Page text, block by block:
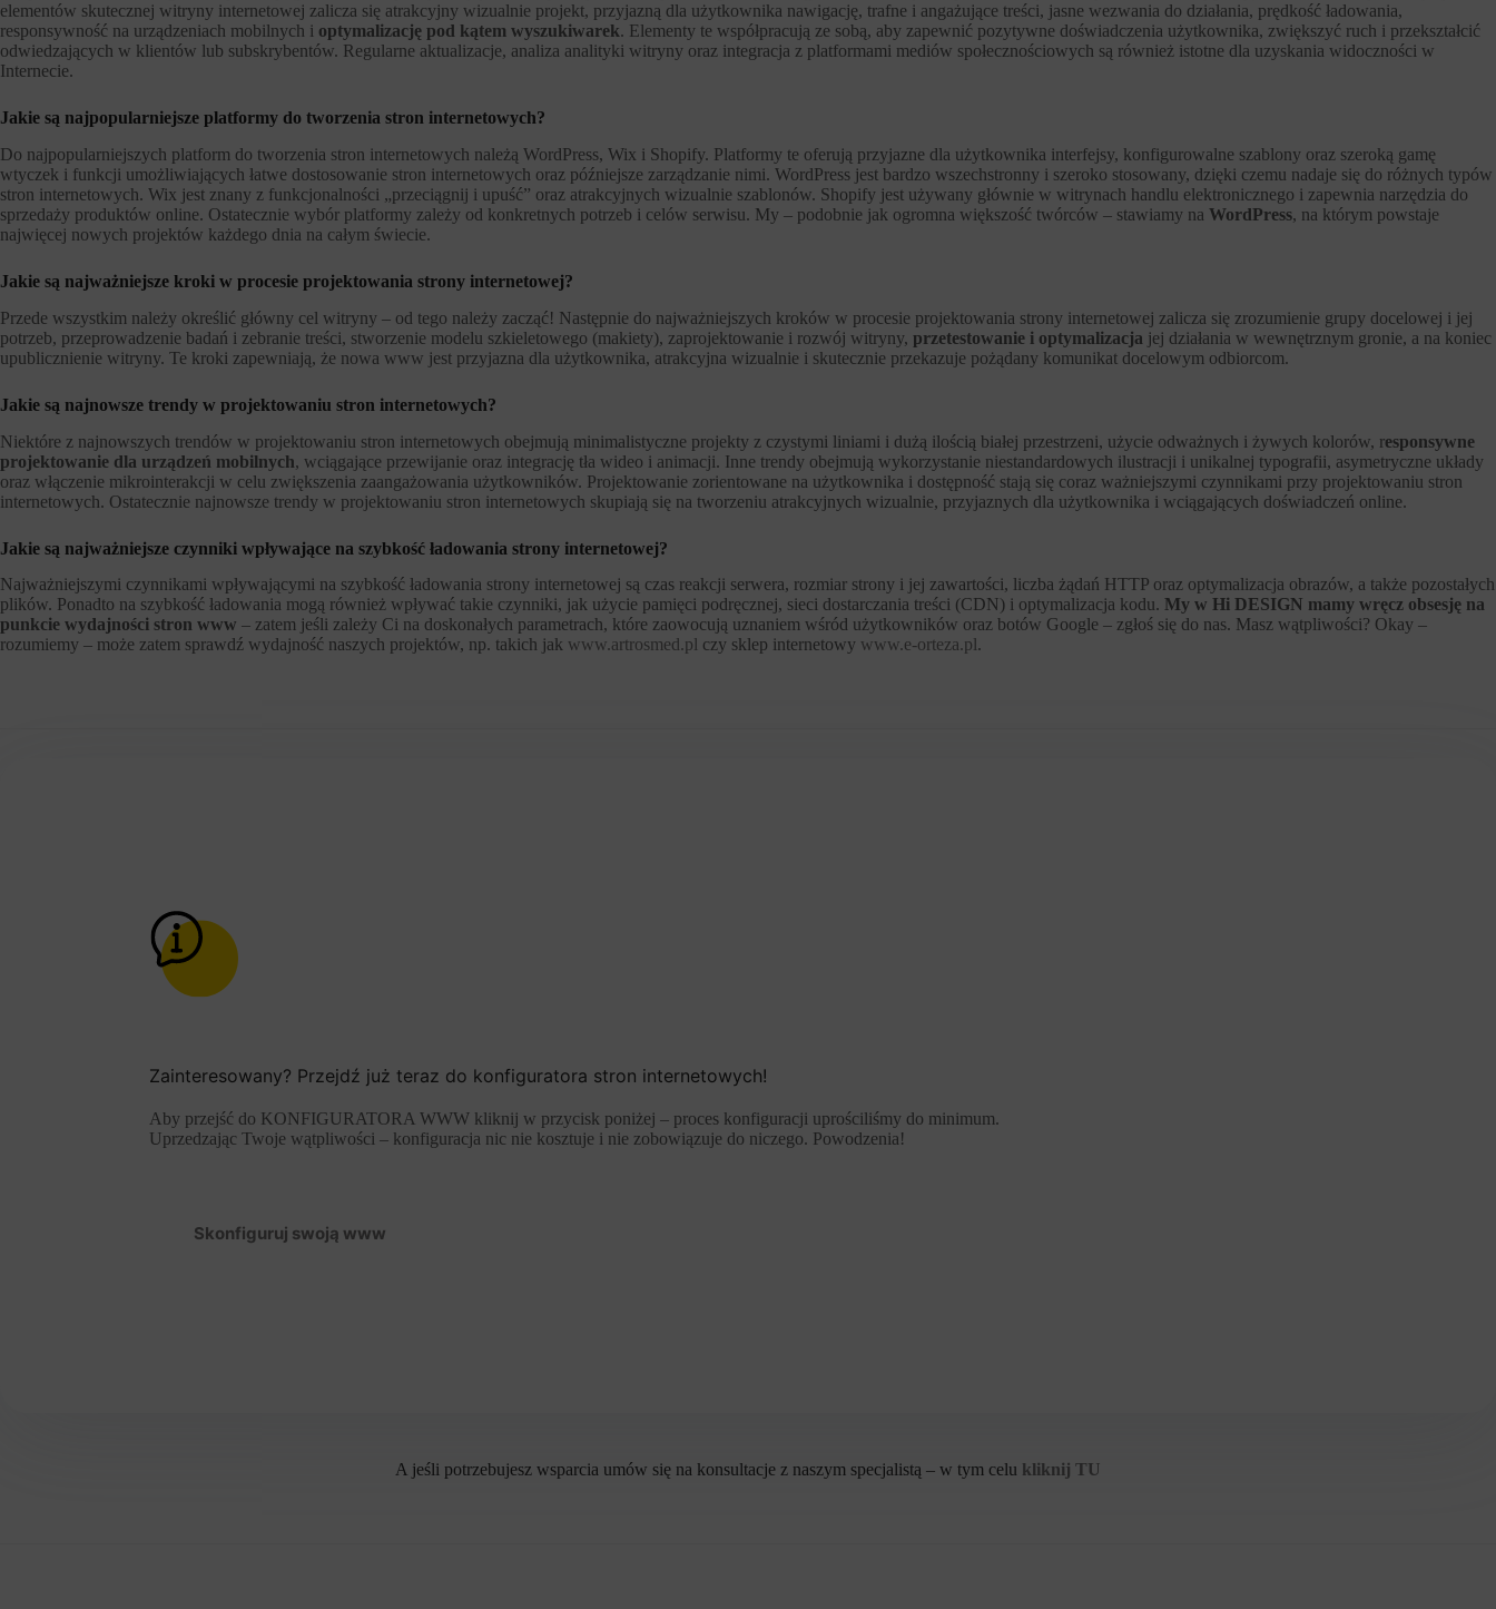
elementów skutecznej witryny internetowej zalicza się atrakcyjny wizualnie projekt, przyjazną dla użytkownika nawigację, trafne i angażujące treści, jasne wezwania do działania, prędkość ładowania,
responsywność na urządzeniach mobilnych i optymalizację pod kątem wyszukiwarek. Elementy te współpracują ze sobą, aby zapewnić pozytywne doświadczenia użytkownika, zwiększyć ruch i przekształcić
odwiedzających w klientów lub subskrybentów. Regularne aktualizacje, analiza analityki witryny oraz integracja z platformami mediów społecznościowych są również istotne dla uzyskania widoczności w
Internecie.
Jakie są najpopularniejsze platformy do tworzenia stron internetowych?
Do najpopularniejszych platform do tworzenia stron internetowych należą WordPress, Wix i Shopify. Platformy te oferują przyjazne dla użytkownika interfejsy, konfigurowalne szablony oraz szeroką gamę
wtyczek i funkcji umożliwiających łatwe dostosowanie stron internetowych oraz późniejsze zarządzanie nimi. WordPress jest bardzo wszechstronny i szeroko stosowany, dzięki czemu nadaje się do różnych typów
stron internetowych. Wix jest znany z funkcjonalności „przeciągnij i upuść” oraz atrakcyjnych wizualnie szablonów. Shopify jest używany głównie w witrynach handlu elektronicznego i zapewnia narzędzia do
sprzedaży produktów online. Ostatecznie wybór platformy zależy od konkretnych potrzeb i celów serwisu. My – podobnie jak ogromna większość twórców – stawiamy na WordPress, na którym powstaje
najwięcej nowych projektów każdego dnia na całym świecie.
Jakie są najważniejsze kroki w procesie projektowania strony internetowej?
Przede wszystkim należy określić główny cel witryny – od tego należy zacząć! Następnie do najważniejszych kroków w procesie projektowania strony internetowej zalicza się zrozumienie grupy docelowej i jej
potrzeb, przeprowadzenie badań i zebranie treści, stworzenie modelu szkieletowego (makiety), zaprojektowanie i rozwój witryny, przetestowanie i optymalizacja jej działania w wewnętrznym gronie, a na koniec
upublicznienie witryny. Te kroki zapewniają, że nowa www jest przyjazna dla użytkownika, atrakcyjna wizualnie i skutecznie przekazuje pożądany komunikat docelowym odbiorcom.
Jakie są najnowsze trendy w projektowaniu stron internetowych?
Niektóre z najnowszych trendów w projektowaniu stron internetowych obejmują minimalistyczne projekty z czystymi liniami i dużą ilością białej przestrzeni, użycie odważnych i żywych kolorów, responsywne
projektowanie dla urządzeń mobilnych, wciągające przewijanie oraz integrację tła wideo i animacji. Inne trendy obejmują wykorzystanie niestandardowych ilustracji i unikalnej typografii, asymetryczne układy
oraz włączenie mikrointerakcji w celu zwiększenia zaangażowania użytkowników. Projektowanie zorientowane na użytkownika i dostępność stają się coraz ważniejszymi czynnikami przy projektowaniu stron
internetowych. Ostatecznie najnowsze trendy w projektowaniu stron internetowych skupiają się na tworzeniu atrakcyjnych wizualnie, przyjaznych dla użytkownika i wciągających doświadczeń online.
Jakie są najważniejsze czynniki wpływające na szybkość ładowania strony internetowej?
Najważniejszymi czynnikami wpływającymi na szybkość ładowania strony internetowej są czas reakcji serwera, rozmiar strony i jej zawartości, liczba żądań HTTP oraz optymalizacja obrazów, a także pozostałych
plików. Ponadto na szybkość ładowania mogą również wpływać takie czynniki, jak użycie pamięci podręcznej, sieci dostarczania treści (CDN) i optymalizacja kodu. My w Hi DESIGN mamy wręcz obsesję na
punkcie wydajności stron www – zatem jeśli zależy Ci na doskonałych parametrach, które zaowocują uznaniem wśród użytkowników oraz botów Google – zgłoś się do nas. Masz wątpliwości? Okay –
rozumiemy – może zatem sprawdź wydajność naszych projektów, np. takich jak www.artrosmed.pl czy sklep internetowy www.e-orteza.pl .
Zainteresowany? Przejdź już teraz do konfiguratora stron internetowych!
Aby przejść do KONFIGURATORA WWW kliknij w przycisk poniżej – proces konfiguracji uprościliśmy do minimum.
Uprzedzając Twoje wątpliwości – konfiguracja nic nie kosztuje i nie zobowiązuje do niczego. Powodzenia!
Skonfiguruj swoją www
A jeśli potrzebujesz wsparcia umów się na konsultacje z naszym specjalistą – w tym celu kliknij TU